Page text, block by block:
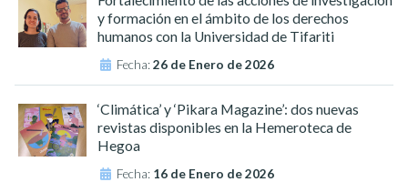
y formación en el ámbito de los derechos
humanos con la Universidad de Tifariti
Fecha:26 de Enero de 2026
‘Climática’ y ‘Pikara Magazine’: dos nuevas
revistas disponibles en la Hemeroteca de
Hegoa
Fecha: 16 de Enero de 2026